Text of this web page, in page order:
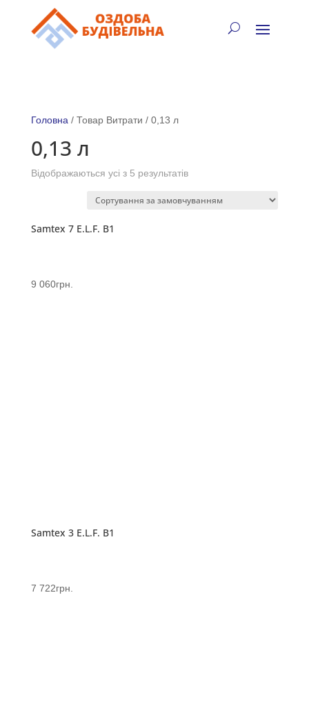
⚡
Головна / Товар Витрати / 0,13 л
0,13 л
Відображаються усі з 5 результатів
Samtex 7 E.L.F. B1
9 060грн.
Samtex 3 E.L.F. B1
7 722грн.